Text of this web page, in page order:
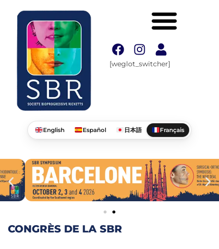
[weglot_switcher]
English Español 日本語 Français
CONGRÈS DE LA SBR